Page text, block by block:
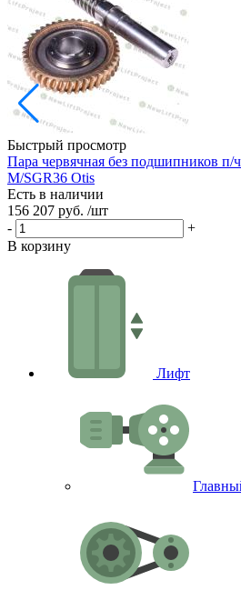
Быстрый просмотр
Пара червячная без подшипников п/
M/SGR36 Otis
Есть в наличии
156 207 руб. /шт
-
+
В корзину
Лифт